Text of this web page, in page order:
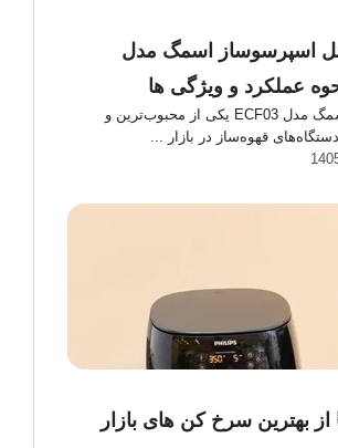
اسپرسوساز اسمگ مدل
اسپرسوساز اسمگ مدل ECF03 یکی از محبوب‌ترین و
قهوه‌ساز در بازار
6 تا از بهترین سرخ کن های بازار